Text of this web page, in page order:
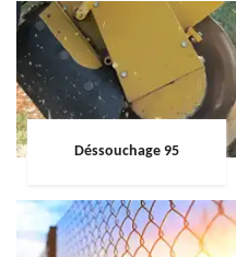
Déssouchage 95